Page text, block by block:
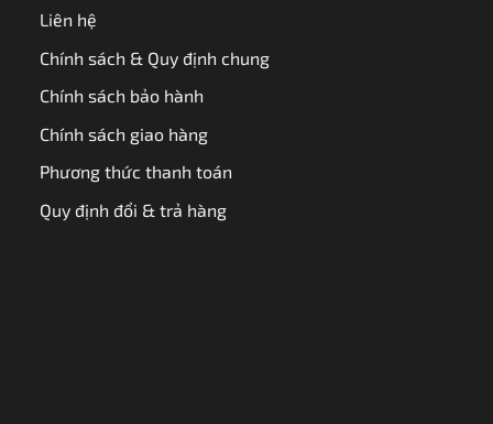
Liên hệ
Chính sách & Quy định chung
Chính sách bảo hành
Chính sách giao hàng
Phương thức thanh toán
Quy định đổi & trả hàng